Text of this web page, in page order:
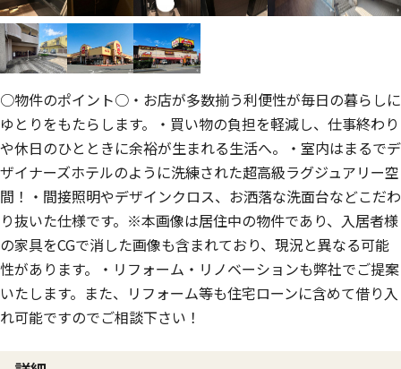
○物件のポイント○・お店が多数揃う利便性が毎日の暮らしに
ゆとりをもたらします。・買い物の負担を軽減し、仕事終わり
や休日のひとときに余裕が生まれる生活へ。・室内はまるでデ
ザイナーズホテルのように洗練された超高級ラグジュアリー空
間！・間接照明やデザインクロス、お洒落な洗面台などこだわ
り抜いた仕様です。※本画像は居住中の物件であり、入居者様
の家具をCGで消した画像も含まれており、現況と異なる可能
性があります。・リフォーム・リノベーションも弊社でご提案
いたします。また、リフォーム等も住宅ローンに含めて借り入
れ可能ですのでご相談下さい！